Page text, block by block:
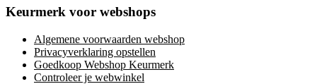
Keurmerk voor webshops
Algemene voorwaarden webshop
Privacyverklaring opstellen
Goedkoop Webshop Keurmerk
Controleer je webwinkel